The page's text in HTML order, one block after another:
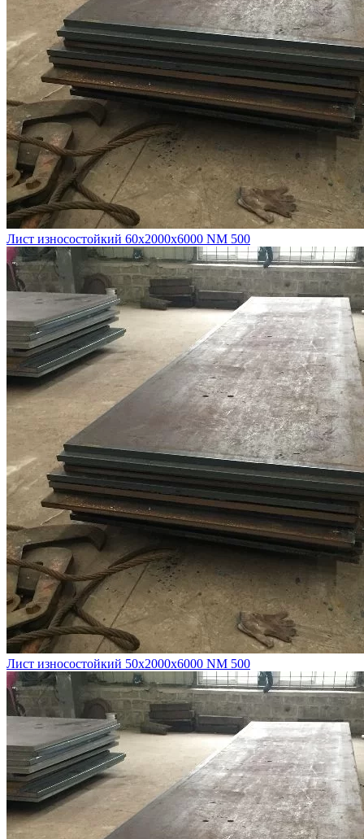
Лист износостойкий 60х2000х6000 NM 500
Лист износостойкий 50х2000х6000 NM 500